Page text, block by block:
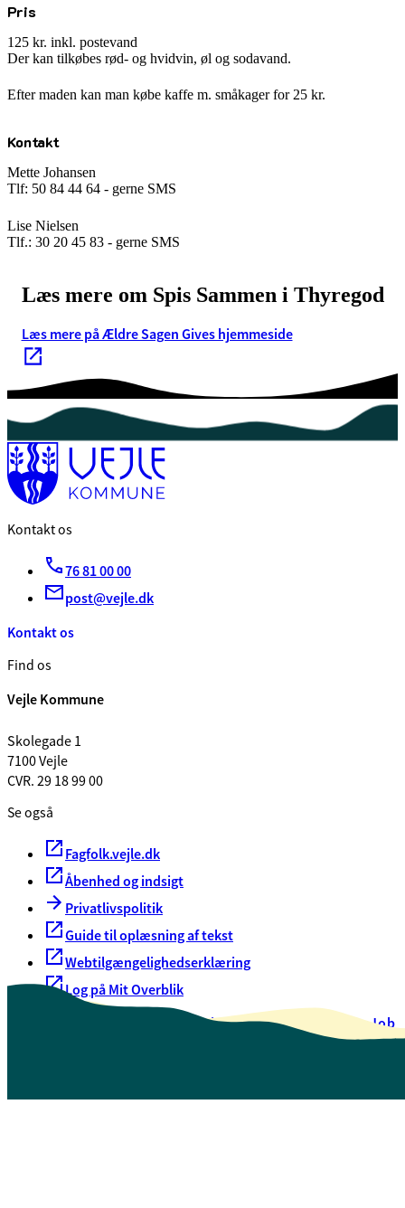
Pris
125 kr. inkl. postevand
Der kan tilkøbes rød- og hvidvin, øl og sodavand.
Efter maden kan man købe kaffe m. småkager for 25 kr.
Kontakt
Mette Johansen
Tlf: 50 84 44 64 - gerne SMS
Lise Nielsen
Tlf.: 30 20 45 83 - gerne SMS
Læs mere om Spis Sammen i Thyregod
Læs mere på Ældre Sagen Gives hjemmeside
Kontakt os
76 81 00 00
post@vejle.dk
Kontakt os
Find os
Vejle Kommune
Skolegade 1
7100 Vejle
CVR. 29 18 99 00
Se også
Fagfolk.vejle.dk
Åbenhed og indsigt
Privatlivspolitik
Guide til oplæsning af tekst
Webtilgængelighedserklæring
Log på Mit Overblik
Oversigt over selvbetjeningJob